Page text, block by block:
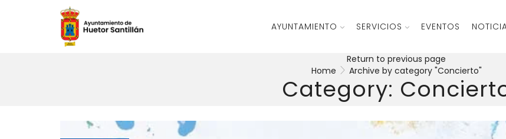
AYUNTAMIENTO SERVICIOS EVENTOS
Return to previous page
Home
Archive by category "Concierto"
Category: